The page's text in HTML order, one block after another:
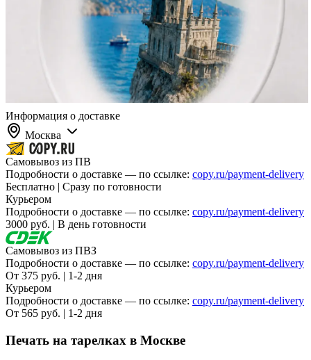
Информация о доставке
Москва
Самовывоз из ПВ
Подробности о доставке — по ссылке: copy.ru/payment-delivery
Бесплатно | Сразу по готовности
Курьером
Подробности о доставке — по ссылке: copy.ru/payment-delivery
3000 руб. | В день готовности
Самовывоз из ПВЗ
Подробности о доставке — по ссылке: copy.ru/payment-delivery
От 375 руб. | 1-2 дня
Курьером
Подробности о доставке — по ссылке: copy.ru/payment-delivery
От 565 руб. | 1-2 дня
Печать на тарелках в Москве